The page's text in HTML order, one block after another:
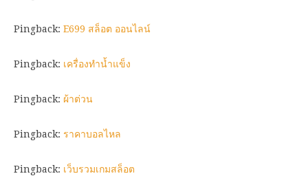
Pingback: E699 สล็อต ออนไลน์
Pingback: เครื่องทำน้ำแข็ง
Pingback: ผ้าต่วน
Pingback: ราคาบอลไหล
Pingback: เว็บรวมเกมสล็อต